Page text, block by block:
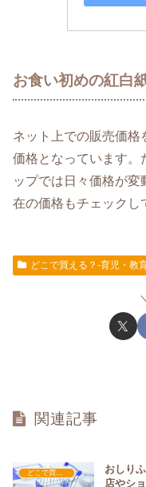
お食い初めの紅白
ネット上での販売価格
価格となっています。
ップでは日々価格が
在の価格もチェックし
どこで買える？-育児・教
関連記事
おしり
店やシ